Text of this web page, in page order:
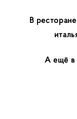
В
А ещё в